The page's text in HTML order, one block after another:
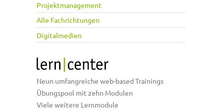
Projektmanagement
Alle Fachrichtungen
Digitalmedien
Neun umfangreiche web-based Trainings
Übungspool mit zehn Modulen
Viele weitere Lernmodule